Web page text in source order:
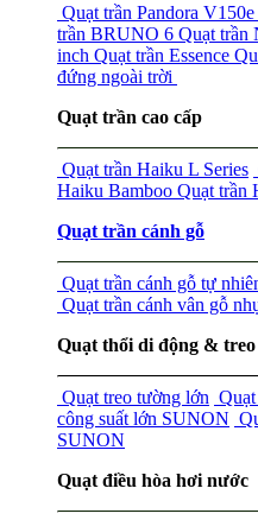
Quạt trần Pandora V150e
trần BRUNO 6 Quạt trần
inch Quạt trần Essence
đứng ngoài trời
Quạt trần cao cấp
Quạt trần Haiku L Series
Haiku Bamboo Quạt trần
Quạt trần cánh gỗ
Quạt trần cánh gỗ tự
Quạt trần cánh vân gỗ
Quạt thổi di động &
Quạt treo tường lớn
công suất lớn SUNON
SUNON
Quạt điều hòa hơi nước